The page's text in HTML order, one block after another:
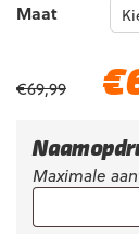
Maat
€69,99
€69,99.
€
Maximale